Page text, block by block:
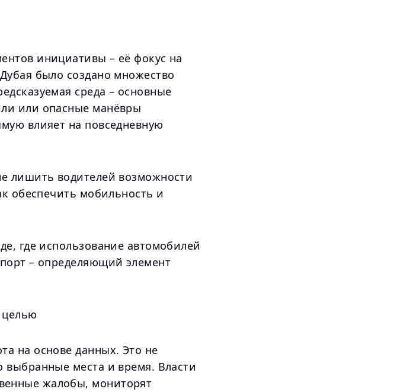
инициативы – её фокус на
было создано множество
среда – основные
или опасные манёвры
влияет на повседневную
лишить водителей возможности
обеспечить мобильность и
где использование автомобилей
– определяющий элемент
целью
на основе данных. Это не
выбранные места и время. Власти
жалобы, мониторят